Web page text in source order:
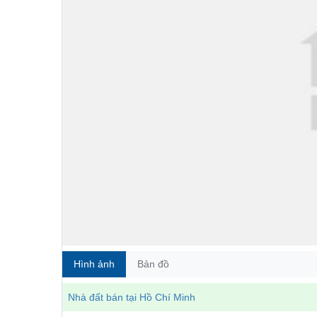
Hình ảnh Bản đồ
Nhà đất bán tại Hồ Chí Minh